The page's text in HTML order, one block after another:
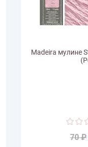
Madeira мулине
70 ₽